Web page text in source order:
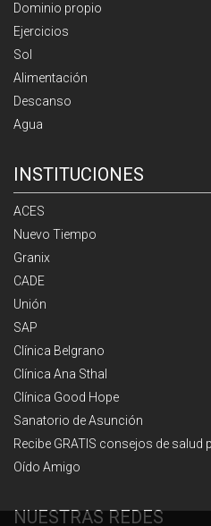
Dominio propio
Ejercicios
Sol
Alimentación
Descanso
Agua
INSTITUCIONES
ACES
Nuevo Tiempo
Granix
CADE
Unión
SAP
Clínica Belgrano
Clínica Ana Sthal
Clínica Good Hope
Sanatorio de Asunción
Recibe GRATIS consejos de salud
Oído Amigo
NUESTRAS REDES